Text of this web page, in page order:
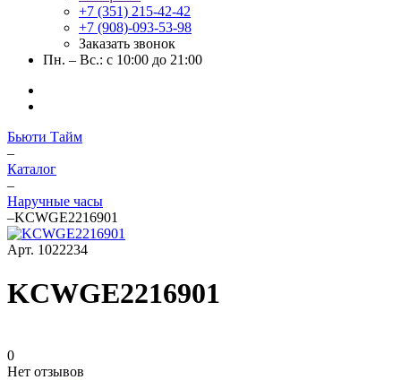
+7 (351) 215-42-42
+7 (908)-093-53-98
Заказать звонок
Пн. – Вс.: с 10:00 до 21:00
Бьюти Тайм
–
Каталог
–
Наручные часы
–KCWGE2216901
Арт. 1022234
KCWGE2216901
0
Нет отзывов